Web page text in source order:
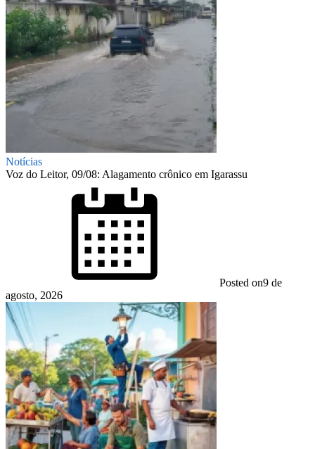
Notícias
Voz do Leitor, 09/08: Alagamento crônico em Igarassu
Posted on9 de
agosto, 2026